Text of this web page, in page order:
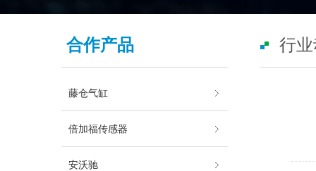
合作产品
藤仓气缸
倍加福传感器
安沃驰
行